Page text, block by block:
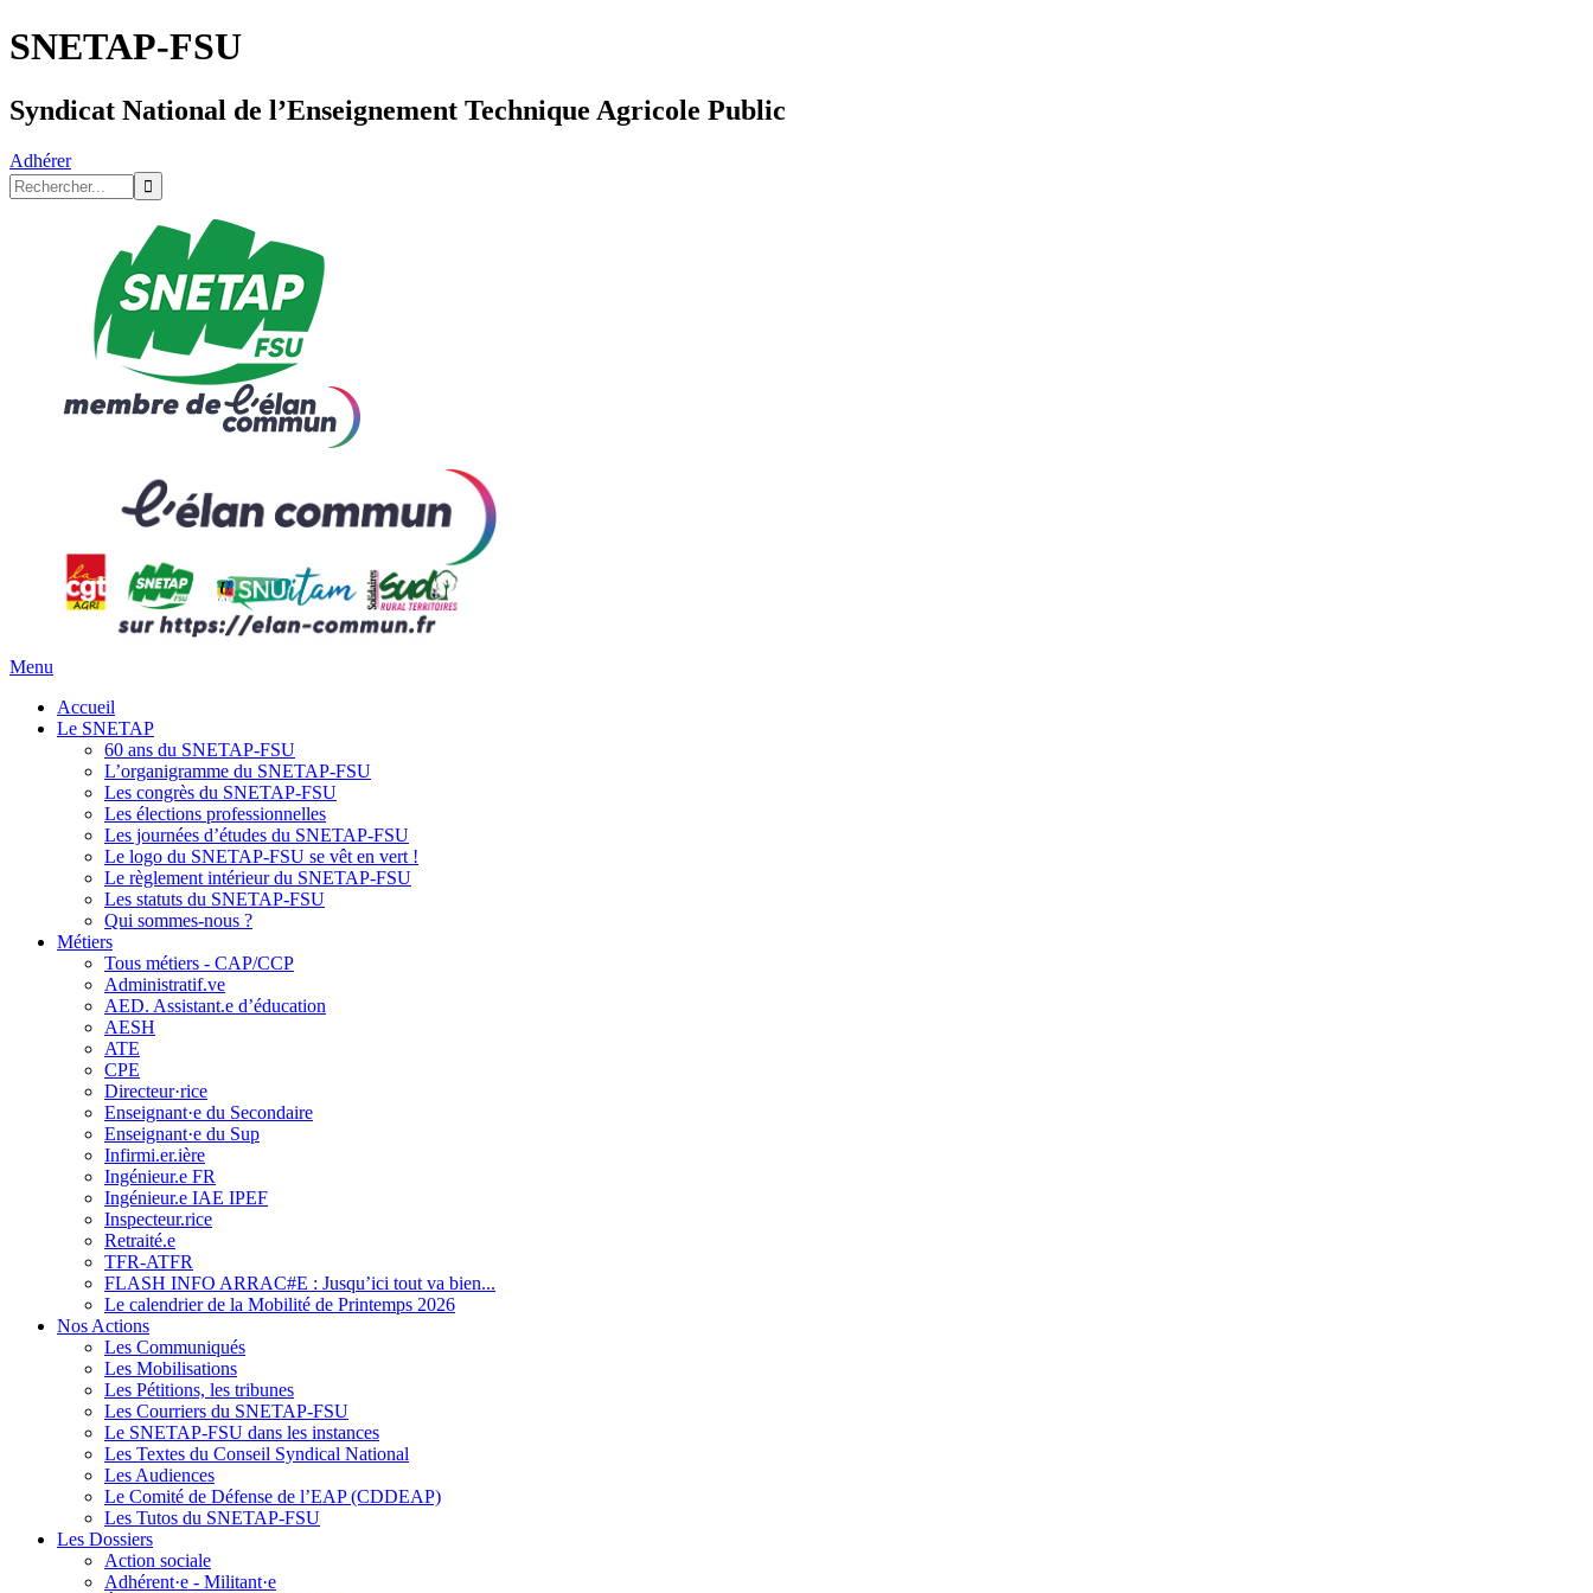
SNETAP-FSU
Syndicat National de l’Enseignement Technique Agricole Public
Adhérer
Menu
Accueil
Le SNETAP
60 ans du SNETAP-FSU
L’organigramme du SNETAP-FSU
Les congrès du SNETAP-FSU
Les élections professionnelles
Les journées d’études du SNETAP-FSU
Le logo du SNETAP-FSU se vêt en vert !
Le règlement intérieur du SNETAP-FSU
Les statuts du SNETAP-FSU
Qui sommes-nous ?
Métiers
Tous métiers - CAP/CCP
Administratif.ve
AED. Assistant.e d’éducation
AESH
ATE
CPE
Directeur·rice
Enseignant·e du Secondaire
Enseignant·e du Sup
Infirmi.er.ière
Ingénieur.e FR
Ingénieur.e IAE IPEF
Inspecteur.rice
Retraité.e
TFR-ATFR
FLASH INFO ARRAC#E : Jusqu’ici tout va bien...
Le calendrier de la Mobilité de Printemps 2026
Nos Actions
Les Communiqués
Les Mobilisations
Les Pétitions, les tribunes
Les Courriers du SNETAP-FSU
Le SNETAP-FSU dans les instances
Les Textes du Conseil Syndical National
Les Audiences
Le Comité de Défense de l’EAP (CDDEAP)
Les Tutos du SNETAP-FSU
Les Dossiers
Action sociale
Adhérent·e - Militant·e